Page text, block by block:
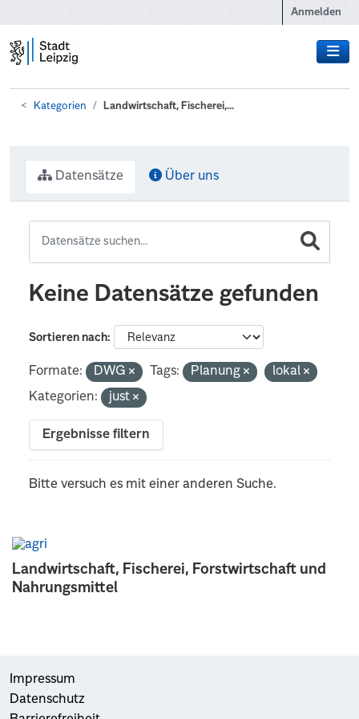
Anmelden
Kategorien Landwirtschaft, Fischerei,...
Landwirtschaft, Fischerei, Forstwirtschaft und
Nahrungsmittel
Datensätze Über uns
Keine Datensätze gefunden
Sortieren nach
Formate: DWG Tags: Planung
lokal
Kategorien:
just
Ergebnisse filtern
Bitte versuch es mit einer anderen Suche.
Impressum
Datenschutz